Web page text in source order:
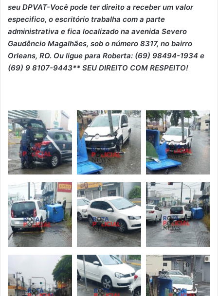
seu DPVAT-Você pode ter direito a receber um valor
especifico, o escritório trabalha com a parte
administrativa e fica localizado na avenida Severo
Gaudêncio Magalhães, sob o número 8317, no bairro
Orleans, RO. Ou ligue para Roberta: (69) 98494-1934 e
(69) 9 8107-9443** SEU DIREITO COM RESPEITO!